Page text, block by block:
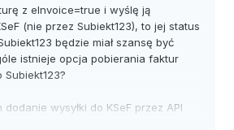
z eInvoice=true i wyślę ją
(nie przez Subiekt123), to jej status
będzie miał szansę być
istnieje opcja pobierania faktur
wysyłki do KSeF przez API